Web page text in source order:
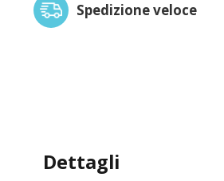
Spedizione veloce
Dettagli